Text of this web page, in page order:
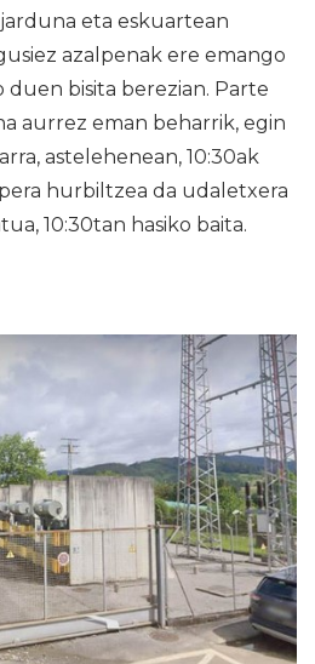
eta eskuartean
azalpenak ere emango
bisita berezian. Parte
aurrez eman beharrik, egin
astelehenean, 10:30ak
hurbiltzea da udaletxera
10:30tan hasiko baita.